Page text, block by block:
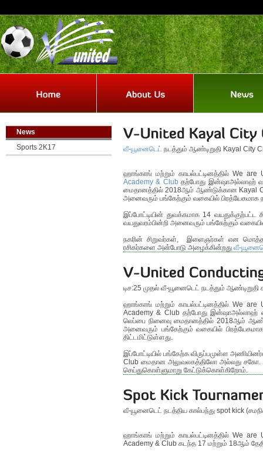
News
Sports 2K17
வீ-யூனைடெட் நடத்தும் ஆண்டிறுதி Kayal City
ஹாங்காங் மற்றும் காயல்பட்டினத்தில் We are
Academy & Clubதற்போது இன்ஷாஅல்லாஹ்
மைதானத்தில் 2018ஆம் ஆண்டுக்கான Kayal City
அனைவரும் பங்கேற்கும் வகையில் பிரத்யேகமாக
இப்போட்டியின் துவக்கமாக 14 வயதுக்குற்பட்ட
வயதுவரம்பின்றி அனைவரும் பங்கேற்கும்
நகரின் சிறுவர்கள், இளைஞர்கள் என மொத்தம்
ரசிகர்களை அன்போடு அழைக்கின்றது வீ-
டிச:25 முதல் வீ-யூனைடெட் நடத்தும் ஆண்டிறுதி
ஹாங்காங் மற்றும் காயல்பட்டினத்தில் We are
Academy & Club தற்போது இன்ஷாஅல்லாஹ்
லெப்பை நினைவு மைதானத்தில் 2018ஆம்
அனைவரும் பங்கேற்கும் வகையில் பிரத்யேகமாக
திட்டமிட்டுள்ளது.
இப்போட்டியில் பங்கேற்க விருப்பமுள்ள
Club மைதான அலுவலகத்திலோ அல்லது சகோ.
செய்துகொள்ளுமாறு கேட்டுக்கொள்கிறோம்.
வீ-யூனைடெட் நடத்திய கால்பந்து spot kick
ஹாங்காங் மற்றும் காயல்பட்டினத்தில் We are
Academy & Club கடந்த 17 மற்றும் 18ஆம்